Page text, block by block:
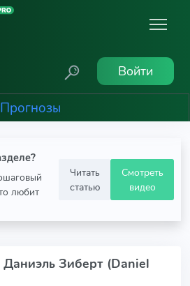
Войти
Прогнозы
любит
Читать
статью
Смотреть
видео
Даниэль Зиберт (Daniel